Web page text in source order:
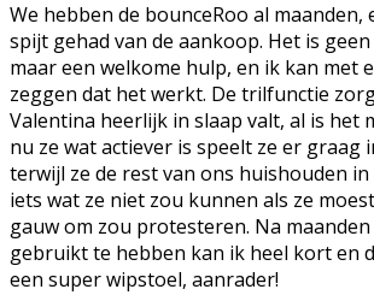
We hebben de bounceRoo al maanden,
spijt gehad van de aankoop. Het is
maar een welkome hulp, en ik kan met
zeggen dat het werkt. De trilfunctie
Valentina heerlijk in slaap valt, al is het
nu ze wat actiever is speelt ze er graag
terwijl ze de rest van ons huishouden
iets wat ze niet zou kunnen als ze
gauw om zou protesteren. Na maanden
gebruikt te hebben kan ik heel kort en
een super wipstoel, aanrader!